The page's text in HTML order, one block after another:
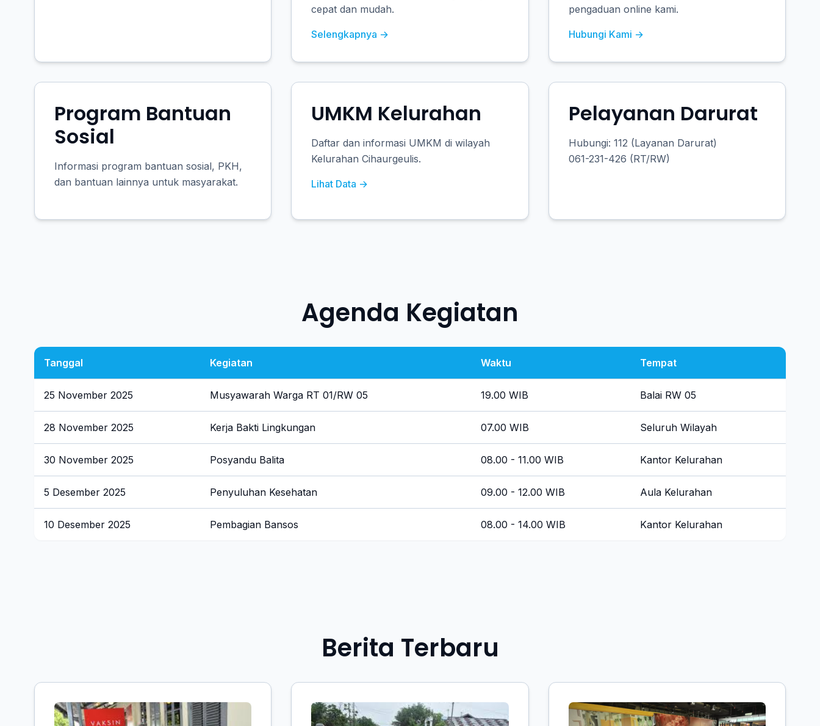
cepat dan mudah.
Selengkapnya →
pengaduan online kami.
Hubungi Kami →
Program Bantuan
Sosial
Informasi program bantuan sosial, PKH,
dan bantuan lainnya untuk masyarakat.
UMKM Kelurahan
Daftar dan informasi UMKM di wilayah
Kelurahan Cihaurgeulis.
Lihat Data →
Pelayanan Darurat
Hubungi: 112 (Layanan Darurat)
061-231-426 (RT/RW)
Agenda Kegiatan
Tanggal Kegiatan Waktu Tempat
25 November 2025 Musyawarah Warga RT 01/RW 05 19.00 WIB Balai RW 05
28 November 2025 Kerja Bakti Lingkungan 07.00 WIB Seluruh Wilayah
30 November 2025 Posyandu Balita 08.00 - 11.00 WIB Kantor Kelurahan
5 Desember 2025 Penyuluhan Kesehatan 09.00 - 12.00 WIB Aula Kelurahan
10 Desember 2025 Pembagian Bansos 08.00 - 14.00 WIB Kantor Kelurahan
Berita Terbaru